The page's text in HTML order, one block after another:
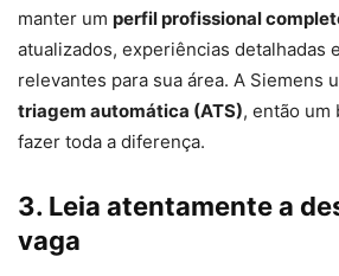
manter um perfil profissional
atualizados, experiências detalhadas
relevantes para sua área. A Siemens
triagem automática (ATS), então um
fazer toda a diferença.
3. Leia atentamente a
vaga